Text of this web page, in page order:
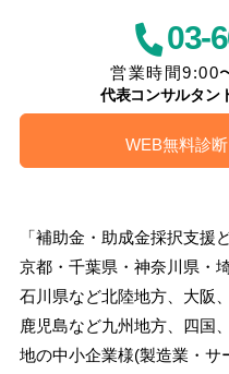
03-
営業時間9:00
代表コンサルタン
WEB無料診
「補助金・助成金採択支
京都・千葉県・神奈川県・
石川県など北陸地方、大阪
鹿児島など九州地方、四国
地の中小企業様(製造業・サ